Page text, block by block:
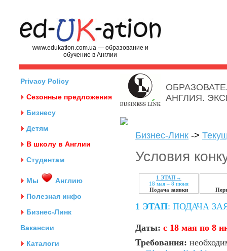
www.edukation.com.ua — образование и
обучение в Англии
Privacy Policy
Сезонные предложения
Бизнесу
Детям
В школу в Англии
Студентам
Мы
Англию
Полезная инфо
Бизнес-Линк
Вакансии
Каталоги
АНГЛИЯ.
Бизнес-Линк ->
Условия
1 ЭТАП→
18 мая – 8 июня
Подача заявки
1 ЭТАП: ПОДАЧА
Даты: с 18 мая по 8
Требования: